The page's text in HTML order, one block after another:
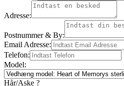
Adresse:
Postnummer & By:
Email Adresse:
Telefon:
Model:
Hår/Aske ?